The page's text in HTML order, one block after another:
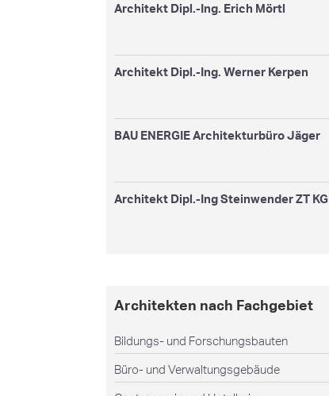
Architekt Dipl.-Ing. Erich Mörtl
Architekt Dipl.-Ing. Werner Kerpen
BAU ENERGIE Architekturbüro Jäger
Architekt Dipl.-Ing Steinwender ZT KG
Architekten nach Fachgebiet
Bildungs- und Forschungsbauten
Büro- und Verwaltungsgebäude